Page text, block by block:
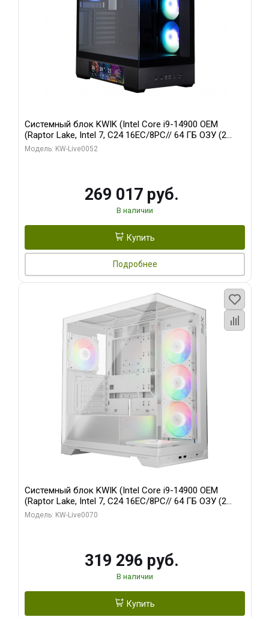
Системный блок KWIK (Intel Core i9-14900 OEM
(Raptor Lake, Intel 7, C24 16EC/8PC// 64 ГБ ОЗУ (2
модуля)/ Palit RTX5080 GAMINGPRO OC 16GB GDDR7
Модель: KW-Live0052
269 017 руб.
В наличии
Купить
Подробнее
Системный блок KWIK (Intel Core i9-14900 OEM
(Raptor Lake, Intel 7, C24 16EC/8PC// 64 ГБ ОЗУ (2
модуля)/ Gigabyte RTX5080 XTREME WATERFORCE
Модель: KW-Live0070
319 296 руб.
В наличии
Купить